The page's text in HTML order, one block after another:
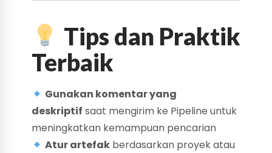
Tips dan Praktik
Terbaik
Gunakan komentar yang
deskriptif saat mengirim ke Pipeline untuk
meningkatkan kemampuan pencarian
Atur artefakberdasarkan proyek atau